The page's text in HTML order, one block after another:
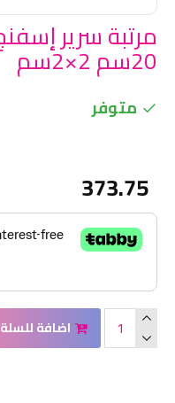
مرتبة سرير
20سم 2×2سم
متوفر
373.75
اضافة للسلة